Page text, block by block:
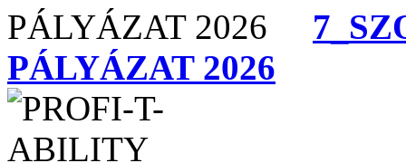
PÁLYÁZAT 2026